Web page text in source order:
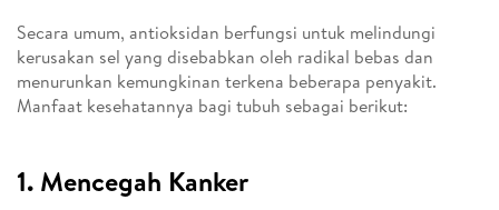
Secara umum, antioksidan berfungsi untuk melindungi
kerusakan sel yang disebabkan oleh radikal bebas dan
menurunkan kemungkinan terkena beberapa penyakit.
Manfaat kesehatannya bagi tubuh sebagai berikut:
1. Mencegah Kanker